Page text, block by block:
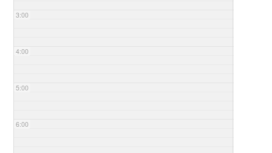
3:00
4:00
5:00
6:00